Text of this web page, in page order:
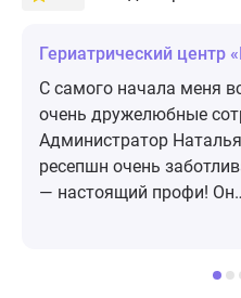
​Гериатрический центр
С самого начала меня
очень дружелюбные
Администратор
ресепшн очень
— настоящий профи! Он
ответил на все вопросы.